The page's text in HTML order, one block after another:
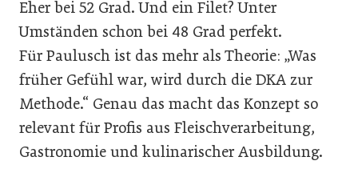
Eher bei 52 Grad. Und ein Filet? Unter
Umständen schon bei 48 Grad perfekt.
Für Paulusch ist das mehr als Theorie: „Was
früher Gefühl war, wird durch die DKA zur
Methode.“ Genau das macht das Konzept so
relevant für Profis aus Fleischverarbeitung,
Gastronomie und kulinarischer Ausbildung.